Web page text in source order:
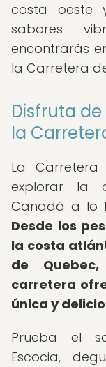
costa oeste
sabores
encontrarás
la Carretera
Disfruta
la
La
explorar la
Canadá a lo
Desde los
la costa
de
carretera
única y
Prueba el
Escocia,